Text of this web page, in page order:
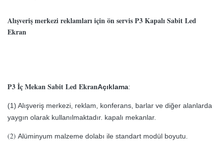
Alışveriş merkezi reklamları için ön servis P3 Kapalı Sabit Led
Ekran
P3 İç Mekan Sabit Led EkranAçıklama:
(1) Alışveriş merkezi, reklam, konferans, barlar ve diğer alanlarda
yaygın olarak kullanılmaktadır. kapalı mekanlar.
(2) Alüminyum malzeme dolabı ile standart modül boyutu.